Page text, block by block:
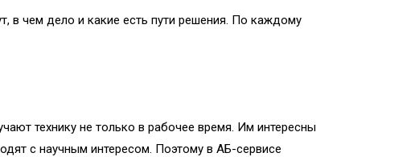
в чем дело и какие есть пути решения. По каждому
технику не только в рабочее время. Им интересны
с научным интересом. Поэтому в АБ-сервисе